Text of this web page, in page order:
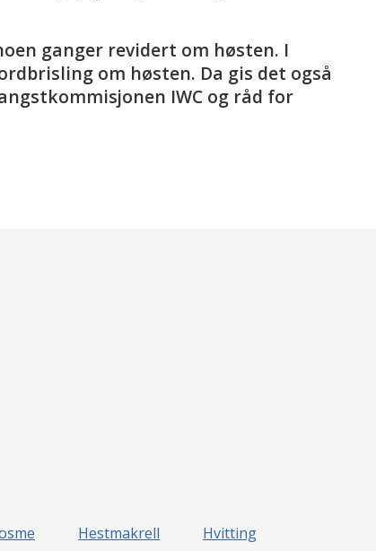
ganger revidert om høsten. I
om høsten. Da gis det også
IWC og råd for
Hestmakrell
Hvitting